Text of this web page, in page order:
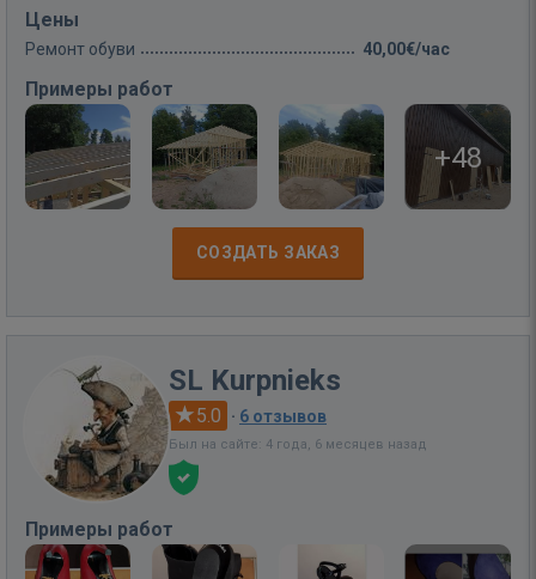
Цены
Ремонт обуви 40,00€/час
Примеры работ
+48
СОЗДАТЬ ЗАКАЗ
SL Kurpnieks
5.0 · 6 отзывов
Был на сайте: 4 года, 6 месяцев назад
Примеры работ